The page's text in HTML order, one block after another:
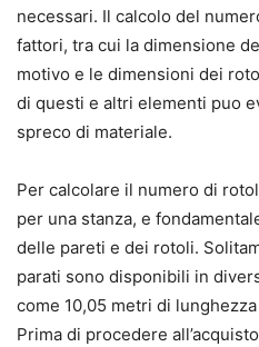
necessari. Il calcolo del
fattori, tra cui la dimensione
motivo e le dimensioni dei
di questi e altri elementi puo
spreco di materiale.
Per calcolare il numero di
per una stanza, e
delle pareti e dei rotoli.
parati sono disponibili in
come 10,05 metri di
Prima di procedere